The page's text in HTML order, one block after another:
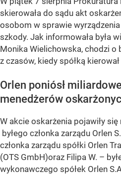
skierowała do sądu akt
osobom w sprawie
szkody. Jak informowała była
Monika Wielichowska, chodzi o
z czasów, kiedy spółką
Orlen poniósł
menedżerów
W akcie oskarżenia pojawiły
byłego członka zarządu Orlen
członka zarządu spółki Orlen
(OTS GmbH)oraz Filipa W. –
wykonawczego spółek Orlen